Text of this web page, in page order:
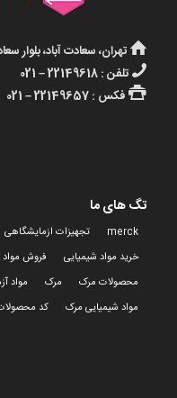
تهران، سعادت آباد، بلوار سعادت آباد،
تلفن : 22149618 – 021
فکس : 22149657 – 021
تگ های ما
merck تجهیزات ازمایشگاهی
خرید مواد شیمیایی
فروش مواد
محصولات مرک
مرک مواد
مواد شیمیایی مرک
کد